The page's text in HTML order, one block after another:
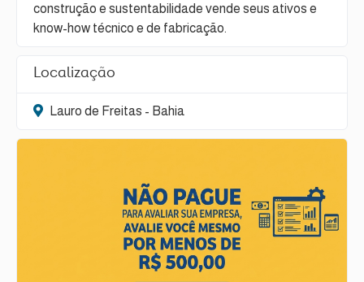
construção e sustentabilidade vende seus ativos e
know-how técnico e de fabricação.
Localização
Lauro de Freitas - Bahia